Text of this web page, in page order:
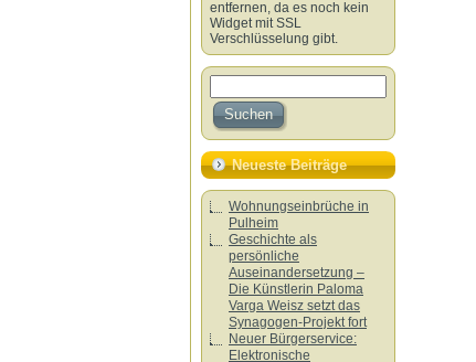
entfernen, da es noch kein
Widget mit SSL
Verschlüsselung gibt.
Neueste Beiträge
Wohnungseinbrüche in
Pulheim
Geschichte als
persönliche
Auseinandersetzung –
Die Künstlerin Paloma
Varga Weisz setzt das
Synagogen-Projekt fort
Neuer Bürgerservice:
Elektronische